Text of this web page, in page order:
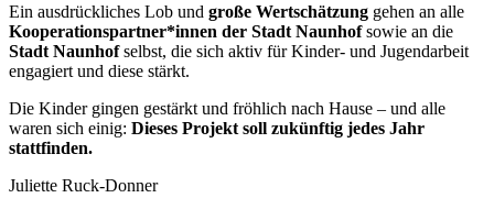
Ein ausdrückliches Lob und große Wertschätzung gehen an alle
Kooperationspartner*innen der Stadt Naunhofsowie an die
Stadt Naunhofselbst, die sich aktiv für Kinder- und Jugendarbeit
engagiert und diese stärkt.
Die Kinder gingen gestärkt und fröhlich nach Hause – und alle
waren sich einig: Dieses Projekt soll zukünftig jedes Jahr
stattfinden.
Juliette Ruck-Donner